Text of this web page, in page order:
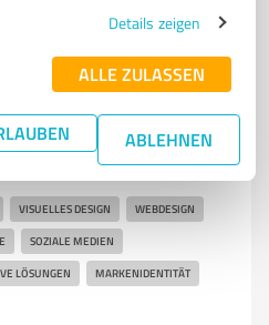
Details zeigen
ALLE ZULASSEN
ABLEHNEN
maßgeschneiderte
VISUELLES DESIGN WEBDESIGN
SOZIALE MEDIEN
LÖSUNGEN MARKENIDENTITÄT